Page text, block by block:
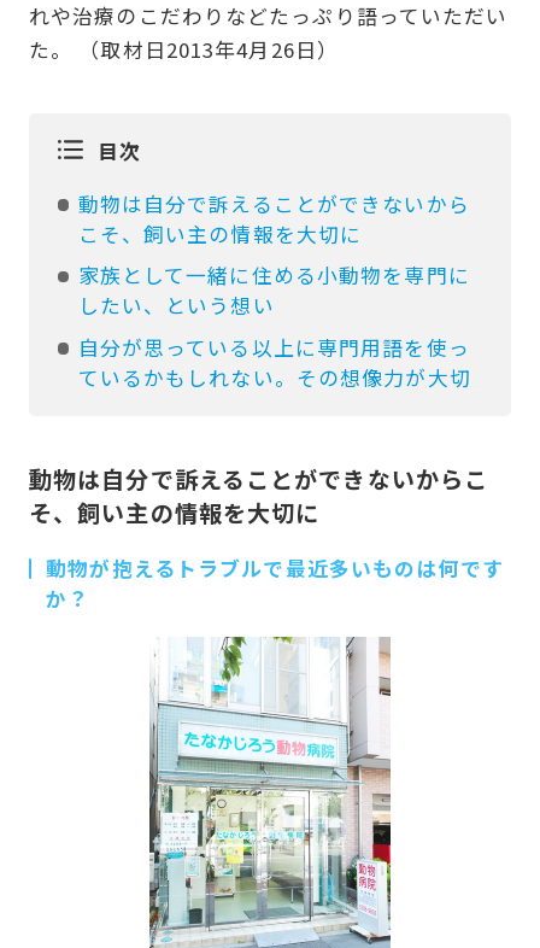
れや治療のこだわりなどたっぷり語っていただい
た。 （取材日2013年4月26日）
目次
動物は自分で訴えることができないから
こそ、飼い主の情報を大切に
家族として一緒に住める小動物を専門に
したい、という想い
自分が思っている以上に専門用語を使っ
ているかもしれない。その想像力が大切
動物は自分で訴えることができないからこ
そ、飼い主の情報を大切に
動物が抱えるトラブルで最近多いものは何です
か？